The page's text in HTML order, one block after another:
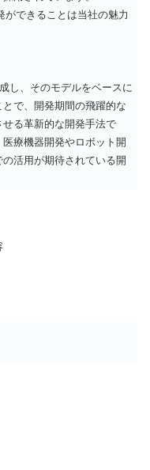
できることは当社の魅力
し、そのモデルをベースに
で、開発期間の飛躍的な
る革新的な開発手法で
療機器開発やロボット開
活用が期待されている開